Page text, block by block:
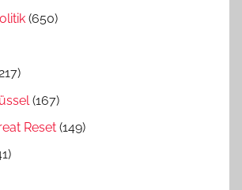
(650)
(167)
Reset (149)